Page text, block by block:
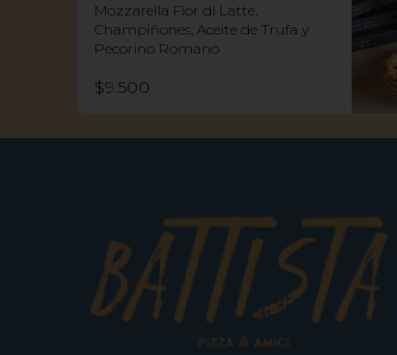
Mozzarella Fior di Latte,
Champiñones, Aceite de Trufa y
Pecorino Romano
$9.500